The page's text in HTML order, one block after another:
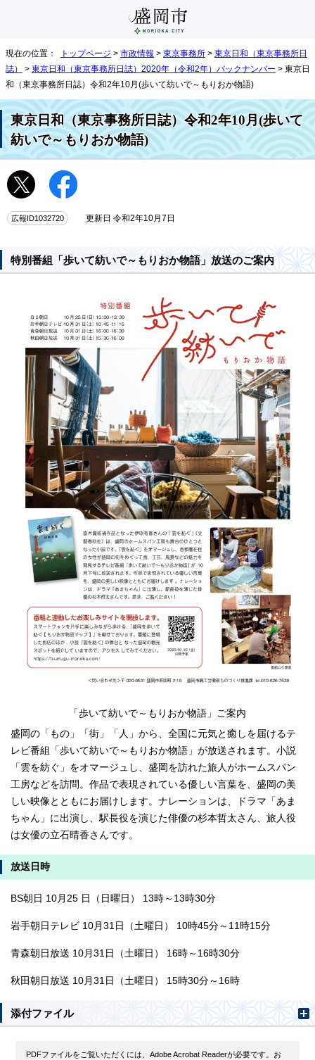
現在の位置： トップページ > 市政情報 > 東京事務所 > 東京日和（東京事務所日
誌）
> 東京日和（東京事務所日誌）2020年（令和2年）バックナンバー > 東京日
和（東京事務所日誌）令和2年10月(歩いて紡いで～もりおか物語)
東京日和（東京事務所日誌）令和2年10月(歩いて
紡いで～もりおか物語)
広報ID1032720 更新日 令和2年10月7日
特別番組「歩いて紡いで～もりおか物語」放送のご案内
「歩いて紡いで～もりおか物語」ご案内
盛岡の「もの」「街」「人」から、全国に元気と癒しを届けるテ
レビ番組「歩いて紡いで～もりおか物語」が放送されます。小説
「雲を紡ぐ」をオマージュし、盛岡を訪れた旅人がホームスパン
工房などを訪問。作品で表現されている優しい言葉を、盛岡の美
しい映像とともにお届けします。ナレーションは、ドラマ「あま
ちゃん」に出演し、駅長役を演じた俳優の杉本哲太さん、旅人役
は女優の立石晴香さんです。
放送日時
BS朝日 10月25 日（日曜日） 13時～13時30分
岩手朝日テレビ 10月31日（土曜日） 10時45分～11時15分
青森朝日放送 10月31日（土曜日） 16時～16時30分
秋田朝日放送 10月31日（土曜日） 15時30分～16時
添付ファイル
PDFファイルをご覧いただくには、Adobe Acrobat Readerが必要です。お